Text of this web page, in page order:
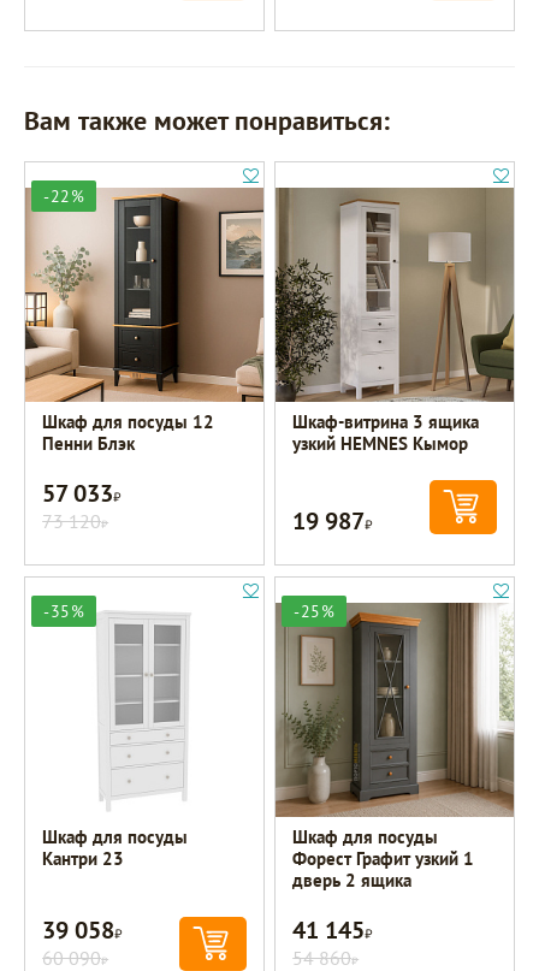
Вам также может понравиться:
-22%
Шкаф для посуды 12
Пенни Блэк
57 033Р
73 120Р
Шкаф-витрина 3 ящика
узкий HEMNES Кымор
19 987Р
-35%
Шкаф для посуды
Кантри 23
39 058Р
60 090Р
-25%
Шкаф для посуды
Форест Графит узкий 1
дверь 2 ящика
41 145Р
54 860Р